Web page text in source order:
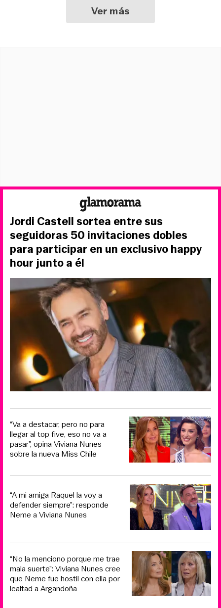
Ver más
Jordi Castell sortea entre sus
seguidoras 50 invitaciones dobles
para participar en un exclusivo happy
hour junto a él
“Va a destacar, pero no para
llegar al top five, eso no va a
pasar”, opina Viviana Nunes
sobre la nueva Miss Chile
“A mi amiga Raquel la voy a
defender siempre”: responde
Neme a Viviana Nunes
“No la menciono porque me trae
mala suerte”: Viviana Nunes cree
que Neme fue hostil con ella por
lealtad a Argandoña